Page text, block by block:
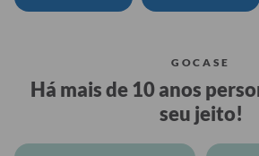
GOCASE
Há mais de 10 anos
seu jeito!